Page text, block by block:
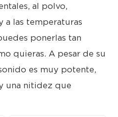
al polvo,
a las temperaturas
ponerlas tan
quieras. A pesar de su
es muy potente,
una nitidez que